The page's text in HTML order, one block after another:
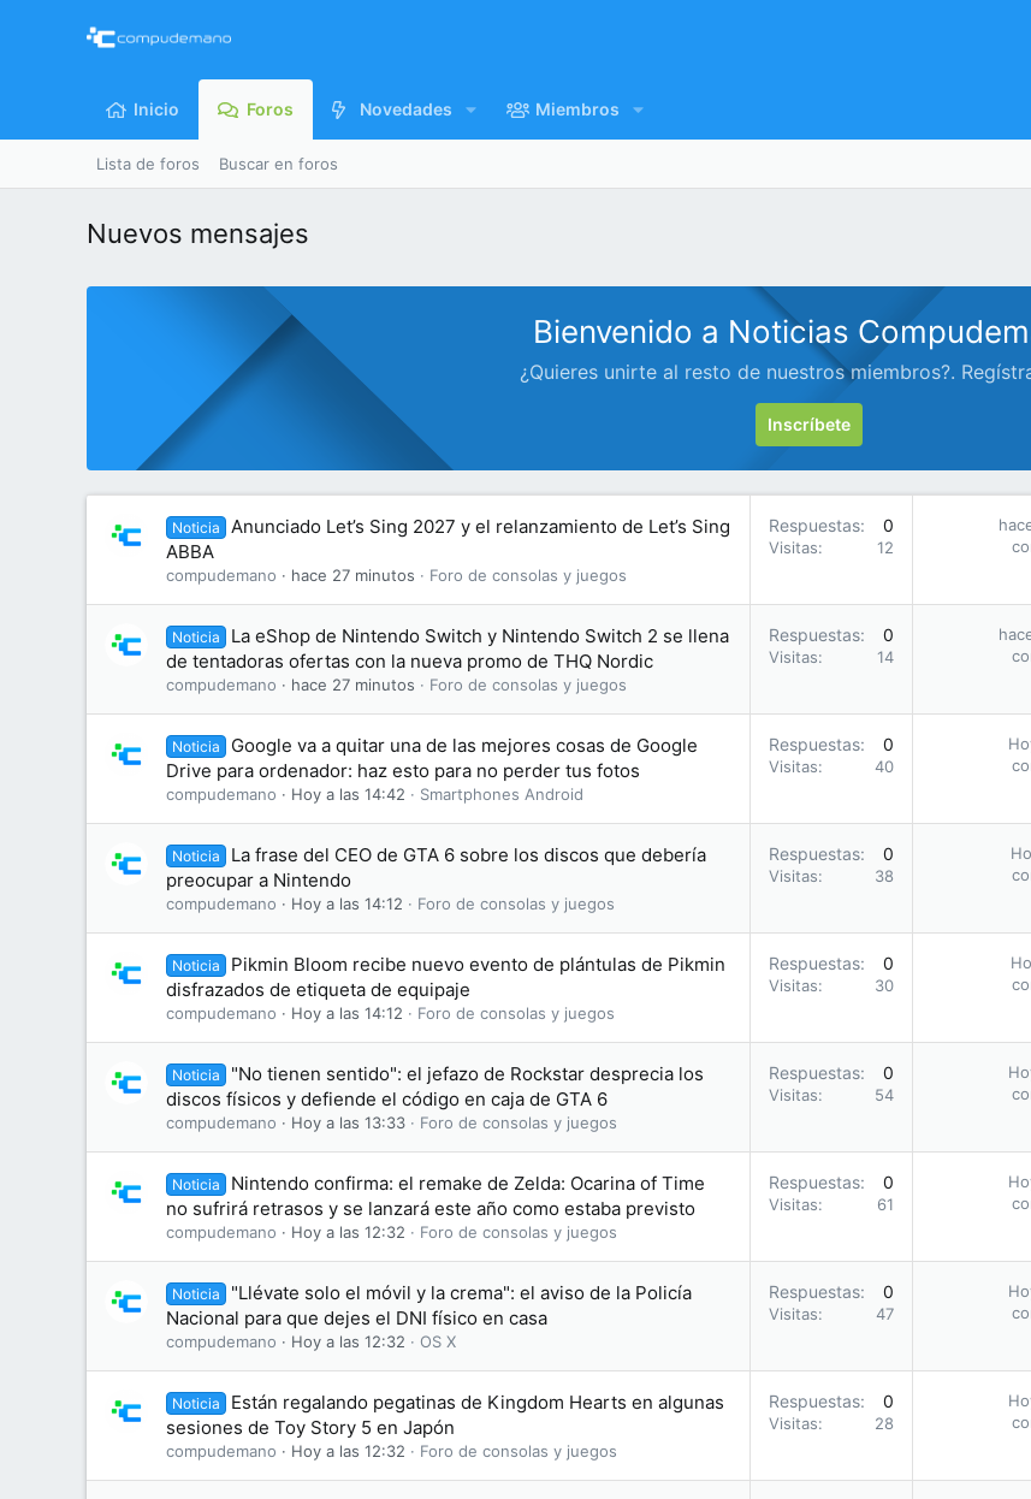
Inicio Foros Novedades Miembros
Lista de foros Buscar en foros
Nuevos mensajes
Bienvenido a Noticias
¿Quieres unirte al resto de nuestros miembros?.
Inscríbete
Noticia
Anunciado Let’s Sing 2027 y el relanzamiento de Let’s Sing
ABBA
compudemano hace 27 minutos Foro de consolas y juegos
Respuestas 0
Visitas 12
Noticia
La eShop de Nintendo Switch y Nintendo Switch 2 se llena
de tentadoras ofertas con la nueva promo de THQ Nordic
compudemano hace 27 minutos Foro de consolas y juegos
Respuestas 0
Visitas 14
Noticia
Google va a quitar una de las mejores cosas de Google
Drive para ordenador: haz esto para no perder tus fotos
compudemano Hoy a las 14:42 Smartphones Android
Respuestas 0
Visitas 40
Noticia
La frase del CEO de GTA 6 sobre los discos que debería
preocupar a Nintendo
compudemano Hoy a las 14:12 Foro de consolas y juegos
Respuestas 0
Visitas 38
Noticia
Pikmin Bloom recibe nuevo evento de plántulas de Pikmin
disfrazados de etiqueta de equipaje
compudemano Hoy a las 14:12 Foro de consolas y juegos
Respuestas 0
Visitas 30
Noticia
"No tienen sentido": el jefazo de Rockstar desprecia los
discos físicos y defiende el código en caja de GTA 6
compudemano Hoy a las 13:33 Foro de consolas y juegos
Respuestas 0
Visitas 54
Noticia
Nintendo confirma: el remake de Zelda: Ocarina of Time
no sufrirá retrasos y se lanzará este año como estaba previsto
compudemano Hoy a las 12:32 Foro de consolas y juegos
Respuestas 0
Visitas 61
Noticia
"Llévate solo el móvil y la crema": el aviso de la Policía
Nacional para que dejes el DNI físico en casa
compudemano Hoy a las 12:32 OS X
Respuestas 0
Visitas 47
Noticia
Están regalando pegatinas de Kingdom Hearts en algunas
sesiones de Toy Story 5 en Japón
compudemano Hoy a las 12:32 Foro de consolas y juegos
Respuestas 0
Visitas 28